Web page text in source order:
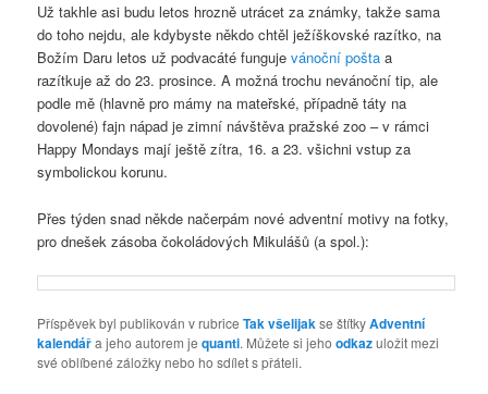
Už takhle asi budu letos hrozně utrácet za známky, takže sama
do toho nejdu, ale kdybyste někdo chtěl ježíškovské razítko, na
Božím Daru letos už podvacáté fungujevánoční pošta a
razítkuje až do 23. prosince. A možná trochu nevánoční tip, ale
podle mě (hlavně pro mámy na mateřské, případně táty na
dovolené) fajn nápad je zimní návštěva pražské zoo – v rámci
Happy Mondays mají ještě zítra, 16. a 23. všichni vstup za
symbolickou korunu.
Přes týden snad někde načerpám nové adventní motivy na fotky,
pro dnešek zásoba čokoládových Mikulášů (a spol.):
Příspěvek byl publikován v rubriceTak všelijakse štítkyAdventní
kalendářa jeho autorem jequanti. Můžete si jehoodkazuložit mezi
své oblíbené záložky nebo ho sdílet s přáteli.